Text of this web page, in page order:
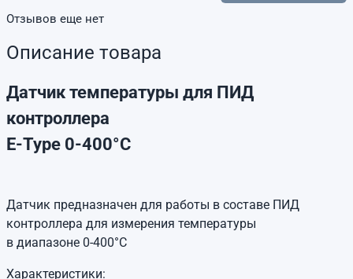
Отзывов еще нет
Описание товара
Датчик температуры для ПИД
контроллера
E-Type 0-400°C
Датчик предназначен для работы в составе ПИД
контроллера для измерения температуры
в диапазоне 0-400°C
Характеристики: